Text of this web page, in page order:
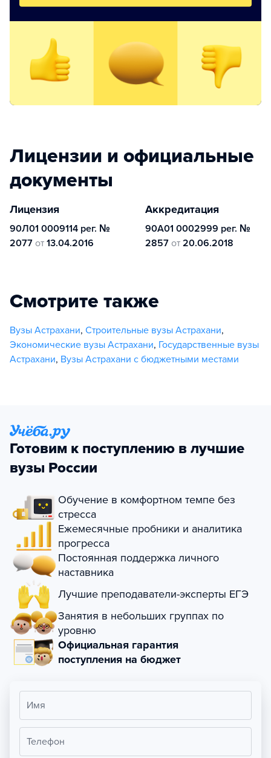
Лицензии и официальные
документы
Лицензия
90Л01 0009114 рег. №
2077 от 13.04.2016
Аккредитация
90А01 0002999 рег. №
2857 от 20.06.2018
Смотрите также
Вузы Астрахани, Строительные вузы Астрахани,
Экономические вузы Астрахани, Государственные вузы
Астрахани, Вузы Астрахани с бюджетными местами
Готовим к поступлению в лучшие
вузы России
Обучение в комфортном темпе без
стресса
Ежемесячные пробники и аналитика
прогресса
Постоянная поддержка личного
наставника
Лучшие преподаватели-эксперты ЕГЭ
Занятия в небольших группах по
уровню
Официальная гарантия
поступления на бюджет
Имя
Телефон